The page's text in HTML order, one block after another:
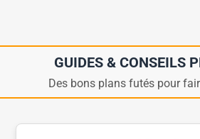
GUIDES & CONSEILS
Des bons plans futés pour